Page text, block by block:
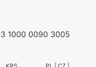
1000 0090 3005